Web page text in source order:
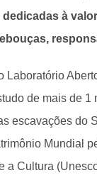
à
Laboratório
de mais de
escavações do
Mundial
a Cultura